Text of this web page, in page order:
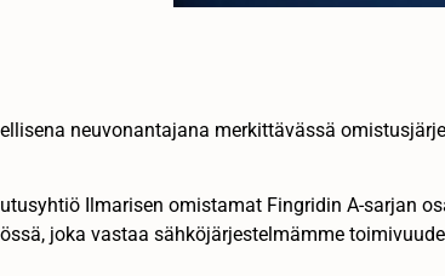
neuvonantajana merkittävässä
Ilmarisen omistamat Fingridin A-sarjan
joka vastaa sähköjärjestelmämme